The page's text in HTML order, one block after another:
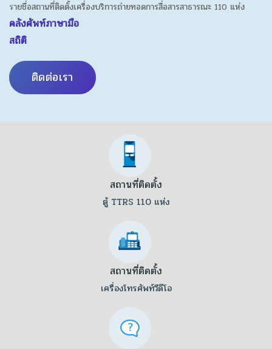
รายชื่อสถานที่ติดตั้งเครื่องบริการถ่ายทอดการสื่อสารสาธารณะ 110 แห่ง
คลังศัพท์ภาษามือ
สถิติ
ติดต่อเรา
สถานที่ติดตั้ง
ตู้ TTRS 110 แห่ง
สถานที่ติดตั้ง
เครื่องโทรศัพท์วีดีโอ